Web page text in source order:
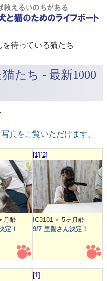
待っている猫たち
たち - 最新1000
真をご覧いただけます。
月齢
定！
[1] [2]
IC3181 ♀ 5ヶ月齢
9/7 里親さん決定！
[1]